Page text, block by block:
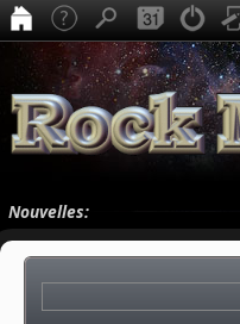
Nouvelles: